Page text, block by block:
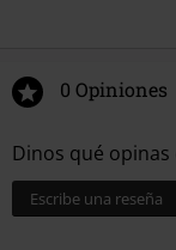
0 Opiniones
Dinos qué opinas
Escribe una reseña